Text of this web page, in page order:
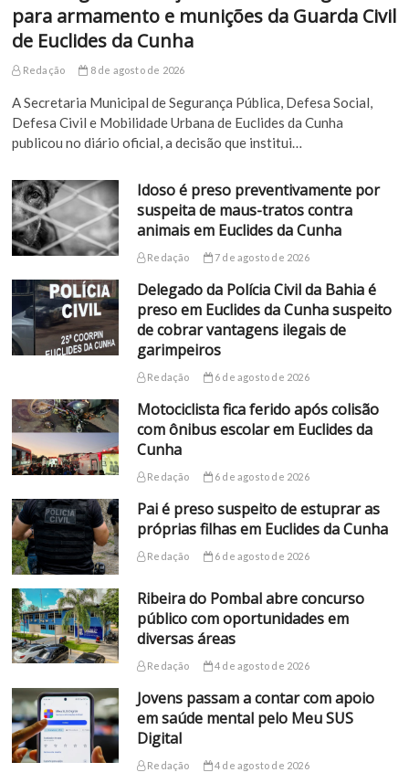
para armamento e munições da Guarda Civil
de Euclides da Cunha
Redação 8 de agosto de 2026
A Secretaria Municipal de Segurança Pública, Defesa Social,
Defesa Civil e Mobilidade Urbana de Euclides da Cunha
publicou no diário oficial, a decisão que institui…
Idoso é preso preventivamente por
suspeita de maus-tratos contra
animais em Euclides da Cunha
Redação 7 de agosto de 2026
Delegado da Polícia Civil da Bahia é
preso em Euclides da Cunha suspeito
de cobrar vantagens ilegais de
garimpeiros
Redação 6 de agosto de 2026
Motociclista fica ferido após colisão
com ônibus escolar em Euclides da
Cunha
Redação 6 de agosto de 2026
Pai é preso suspeito de estuprar as
próprias filhas em Euclides da Cunha
Redação 6 de agosto de 2026
Ribeira do Pombal abre concurso
público com oportunidades em
diversas áreas
Redação 4 de agosto de 2026
Jovens passam a contar com apoio
em saúde mental pelo Meu SUS
Digital
Redação 4 de agosto de 2026